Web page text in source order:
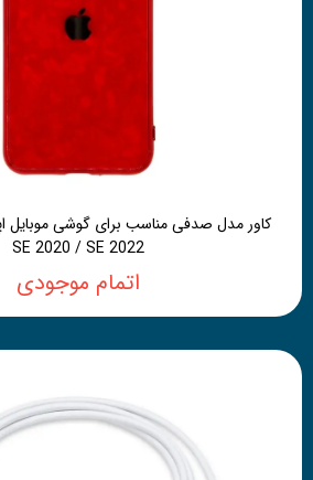
SE 2020 / SE 2022
اتمام موجودی